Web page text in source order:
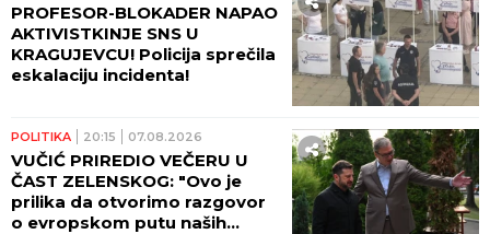
PROFESOR-BLOKADER NAPAO
AKTIVISTKINJE SNS U
KRAGUJEVCU! Policija sprečila
eskalaciju incidenta!
POLITIKA 20:15 07.08.2026
VUČIĆ PRIREDIO VEČERU U
ČAST ZELENSKOG: "Ovo je
prilika da otvorimo razgovor
o evropskom putu naših